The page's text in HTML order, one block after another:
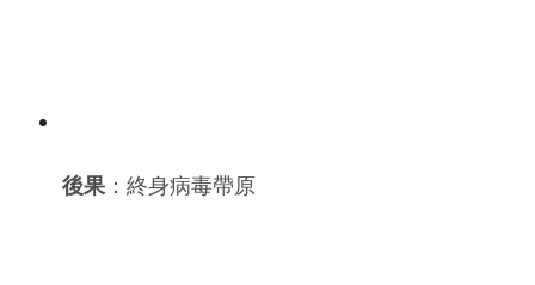
後果：終身病毒帶原